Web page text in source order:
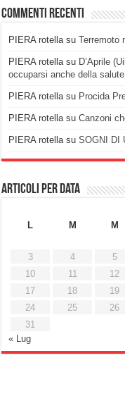
Commenti recenti
PIERA rotellasuTerremoto
PIERA rotellasu D’Aprile
occuparsi anche della
PIERA rotellasu Procida
PIERA rotellasuCanzoni
PIERA rotellasuSOGNI DI
Articoli per data
L
M M
3
4 5
10
11 12
17
18 19
24
25 26
31
« Lug